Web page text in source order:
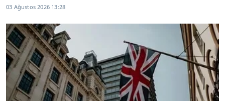
03 Ağustos 2026 13:28